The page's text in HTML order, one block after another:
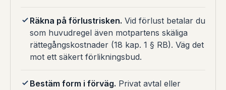
Räkna på förlustrisken. Vid förlust betalar du
som huvudregel även motpartens skäliga
rättegångskostnader (18 kap. 1 § RB). Väg det
mot ett säkert förlikningsbud.
Bestäm form i förväg. Privat avtal eller